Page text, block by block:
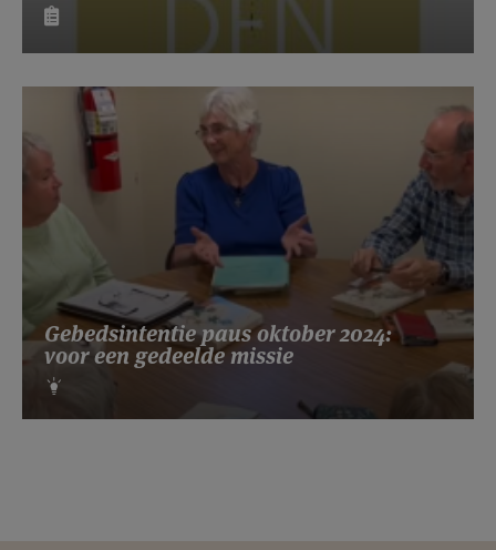
Gebedsintentie paus oktober 2024:
voor een gedeelde missie